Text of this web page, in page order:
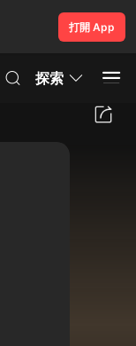
打開 App
探索